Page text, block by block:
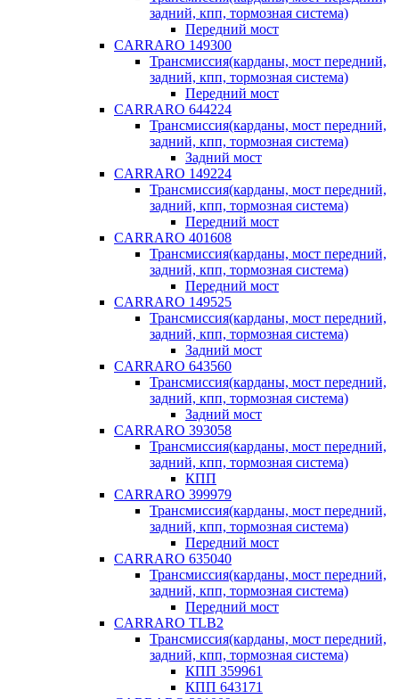
задний, кпп, тормозная система)
Передний мост
CARRARO 149300
Трансмиссия(карданы, мост передний,
задний, кпп, тормозная система)
Передний мост
CARRARO 644224
Трансмиссия(карданы, мост передний,
задний, кпп, тормозная система)
Задний мост
CARRARO 149224
Трансмиссия(карданы, мост передний,
задний, кпп, тормозная система)
Передний мост
CARRARO 401608
Трансмиссия(карданы, мост передний,
задний, кпп, тормозная система)
Передний мост
CARRARO 149525
Трансмиссия(карданы, мост передний,
задний, кпп, тормозная система)
Задний мост
CARRARO 643560
Трансмиссия(карданы, мост передний,
задний, кпп, тормозная система)
Задний мост
CARRARO 393058
Трансмиссия(карданы, мост передний,
задний, кпп, тормозная система)
КПП
CARRARO 399979
Трансмиссия(карданы, мост передний,
задний, кпп, тормозная система)
Передний мост
CARRARO 635040
Трансмиссия(карданы, мост передний,
задний, кпп, тормозная система)
Передний мост
CARRARO TLB2
Трансмиссия(карданы, мост передний,
задний, кпп, тормозная система)
КПП 359961
КПП 643171